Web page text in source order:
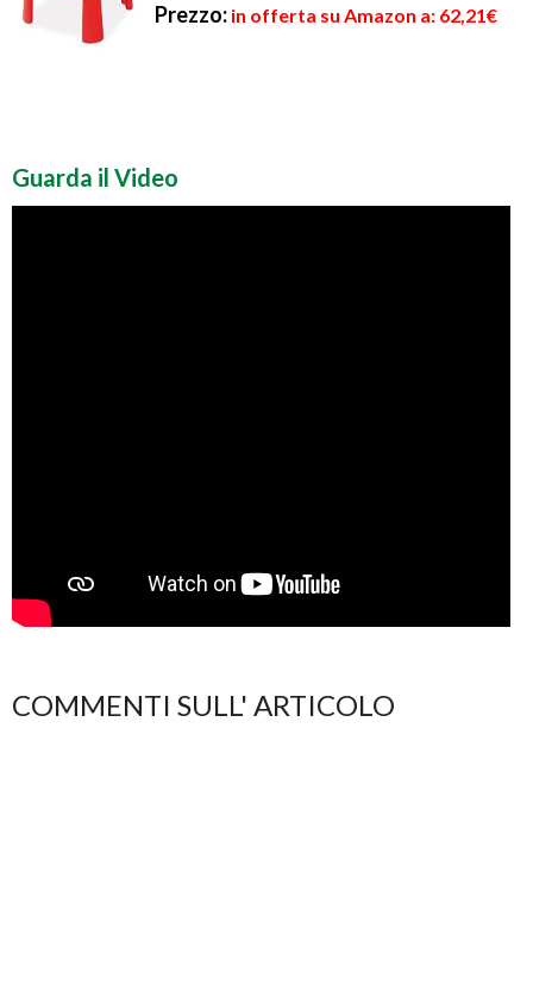
Prezzo: in offerta su Amazon a: 62,21€
Guarda il Video
COMMENTI SULL' ARTICOLO